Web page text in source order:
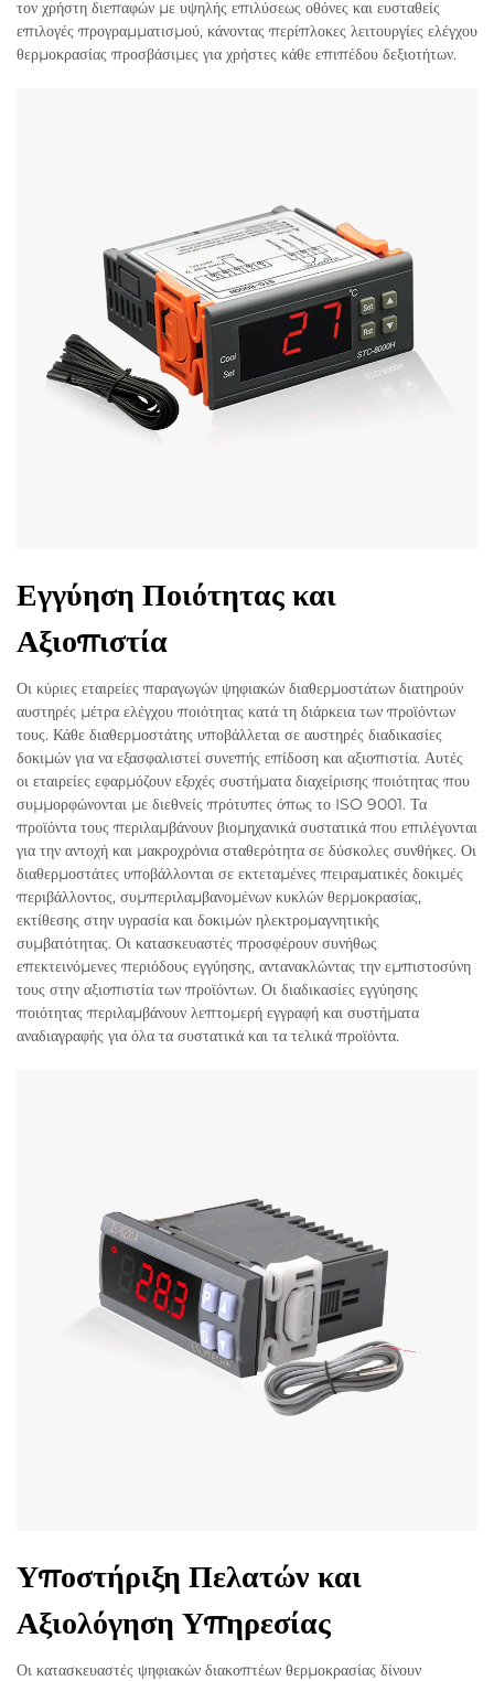
τον χρήστη διεπαφών με υψηλής επιλύσεως οθόνες και ευσταθείς
επιλογές προγραμματισμού, κάνοντας περίπλοκες λειτουργίες ελέγχου
θερμοκρασίας προσβάσιμες για χρήστες κάθε επιπέδου δεξιοτήτων.
Εγγύηση Ποιότητας και
Αξιοπιστία
Οι κύριες εταιρείες παραγωγών ψηφιακών διαθερμοστάτων διατηρούν
αυστηρές μέτρα ελέγχου ποιότητας κατά τη διάρκεια των προϊόντων
τους. Κάθε διαθερμοστάτης υποβάλλεται σε αυστηρές διαδικασίες
δοκιμών για να εξασφαλιστεί συνεπής επίδοση και αξιοπιστία. Αυτές
οι εταιρείες εφαρμόζουν εξοχές συστήματα διαχείρισης ποιότητας που
συμμορφώνονται με διεθνείς πρότυπες όπως το ISO 9001. Τα
προϊόντα τους περιλαμβάνουν βιομηχανικά συστατικά που επιλέγονται
για την αντοχή και μακροχρόνια σταθερότητα σε δύσκολες συνθήκες. Οι
διαθερμοστάτες υποβάλλονται σε εκτεταμένες πειραματικές δοκιμές
περιβάλλοντος, συμπεριλαμβανομένων κυκλών θερμοκρασίας,
εκτίθεσης στην υγρασία και δοκιμών ηλεκτρομαγνητικής
συμβατότητας. Οι κατασκευαστές προσφέρουν συνήθως
επεκτεινόμενες περιόδους εγγύησης, αντανακλώντας την εμπιστοσύνη
τους στην αξιοπιστία των προϊόντων. Οι διαδικασίες εγγύησης
ποιότητας περιλαμβάνουν λεπτομερή εγγραφή και συστήματα
αναδιαγραφής για όλα τα συστατικά και τα τελικά προϊόντα.
Υποστήριξη Πελατών και
Αξιολόγηση Υπηρεσίας
Οι κατασκευαστές ψηφιακών διακοπτέων θερμοκρασίας δίνουν